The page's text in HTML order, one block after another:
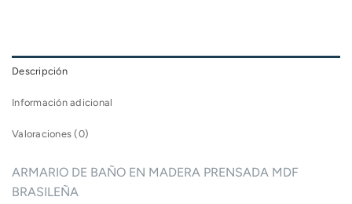
Descripción
Información adicional
Valoraciones (0)
ARMARIO DE BAÑO EN MADERA PRENSADA MDF
BRASILEÑA